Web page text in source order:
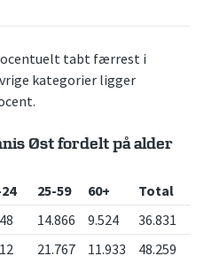
tabt færrest i
kategorier ligger
Øst fordelt på alder
25-59 60+
Total
14.866 9.524
36.831
21.767 11.933
48.259